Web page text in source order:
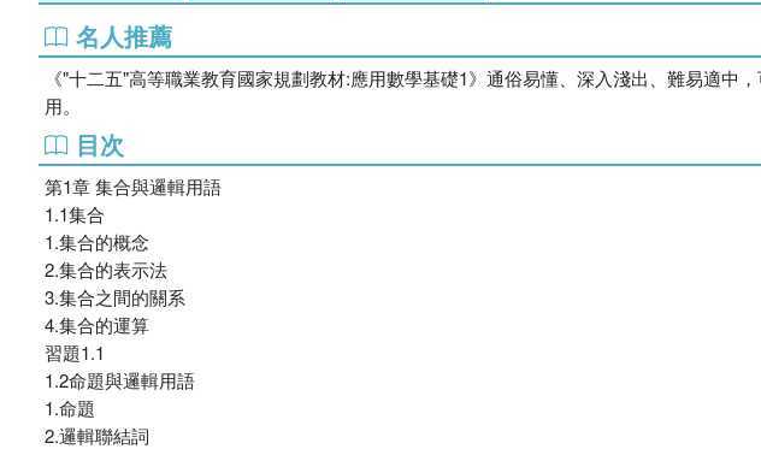
名人推薦
《"十二五"高等職業教育國家規劃教材:應用數學基礎1》通俗易懂、深入淺出、難易適
用。
目次
第1章 集合與邏輯用語
1.1集合
1.集合的概念
2.集合的表示法
3.集合之間的關系
4.集合的運算
習題1.1
1.2命題與邏輯用語
1.命題
2.邏輯聯結詞